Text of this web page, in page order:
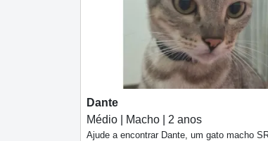
Dante
Médio | Macho | 2 anos
Ajude a encontrar Dante, um gato macho